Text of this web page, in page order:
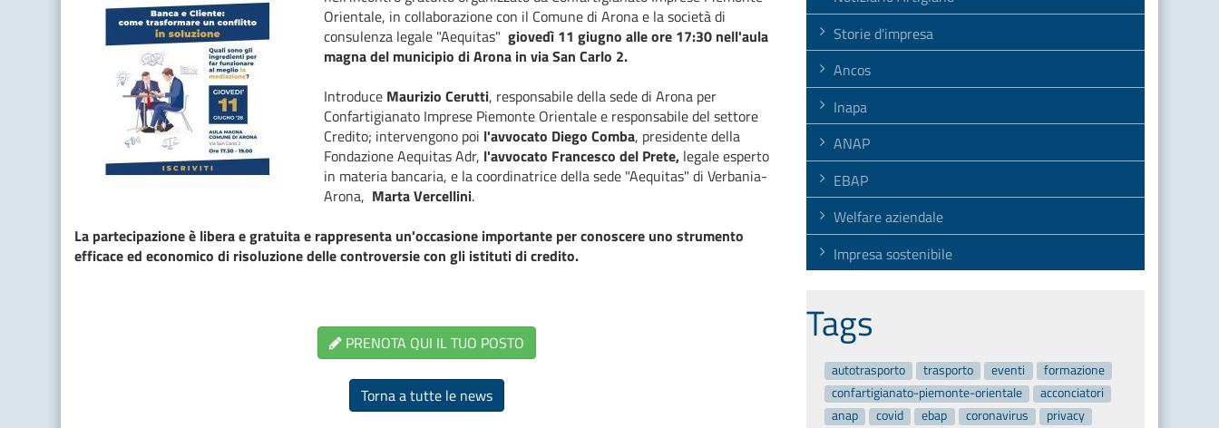
Orientale, in collaborazione con il Comune di Arona e la società di
consulenza legale "Aequitas" giovedì 11 giugno alleore 17:30 nell'aula
magna del municipio di Arona in via San Carlo 2.
Introduce Maurizio Cerutti, responsabile della sede di Arona per
Confartigianato Imprese Piemonte Orientale e responsabile del settore
Credito; intervengono poi l'avvocato Diego Comba, presidente della
Fondazione Aequitas Adr, l'avvocato Francesco del Prete, legale esperto
in materia bancaria, e la coordinatrice della sede "Aequitas" di Verbania-
Arona, Marta Vercellini.
La partecipazione è libera e gratuita e rappresenta un'occasione importante per conoscere uno strumento
efficace ed economico di risoluzione delle controversie con gli istituti di credito.
PRENOTA QUI IL TUO POSTO
Torna a tutte le news
Storie d'impresa
Ancos
Inapa
ANAP
EBAP
Welfare aziendale
Impresa sostenibile
Tags
autotrasporto trasporto eventi
formazione
confartigianato-piemonte-orientale
acconciatori
anap
covid ebap coronavirus
privacy